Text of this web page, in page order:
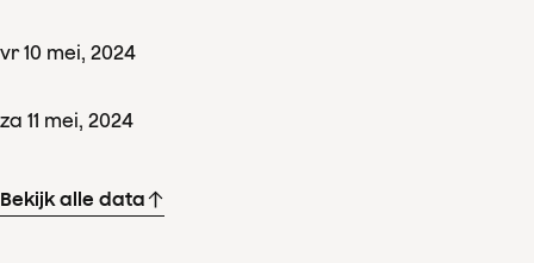
vr 10 mei, 2024
za 11 mei, 2024
Bekijk alle data